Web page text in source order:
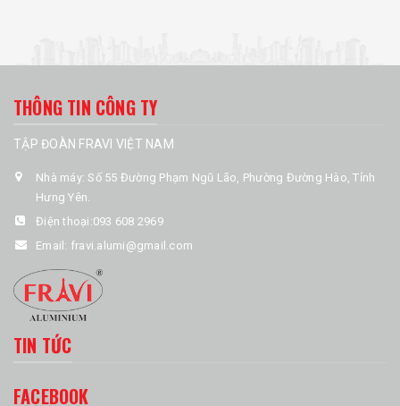
THÔNG TIN CÔNG TY
TẬP ĐOÀN FRAVI VIỆT NAM
Nhà máy: Số 55 Đường Phạm Ngũ Lão, Phường Đường Hào, Tỉnh
Hưng Yên.
Điện thoại:093 608 2969
Email: fravi.alumi@gmail.com
TIN TỨC
FACEBOOK